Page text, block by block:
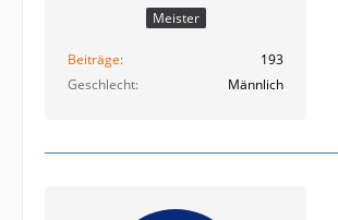
Meister
Beiträge
193
Geschlecht
Männlich